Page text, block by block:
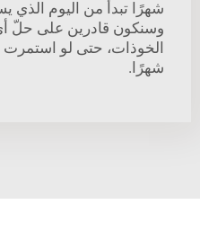
شهرًا تبدأ من اليوم الذي
وسنكون قادرين على حلّ
شهرًا.